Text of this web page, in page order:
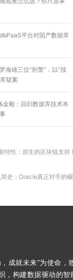
平台对国产数据库
海雄三位“刑警”，以“技
疑案
金毅：回归数据库技术本
特性：原生的区块链支
史：Oracle真正对手的
成就未来”为使命，
，构建数据驱动的